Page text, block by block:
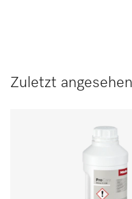
Zuletzt angesehen